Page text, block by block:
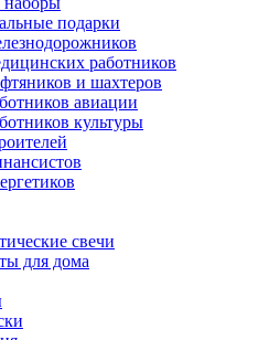
подарки
работников
и шахтеров
авиации
культуры
свечи
для дома